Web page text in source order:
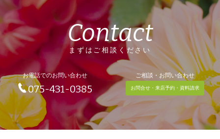
Contact
まずはご相談ください
お電話でのお問い合わせ
075-431-0385
ご相談・お問い合わせ
お問合せ・来店予約・資料請求